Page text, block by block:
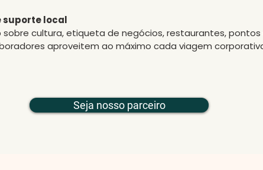
suporte local
cultura, etiqueta de negócios, restaurantes, pontos
aproveitem ao máximo cada viagem
Seja nosso parceiro